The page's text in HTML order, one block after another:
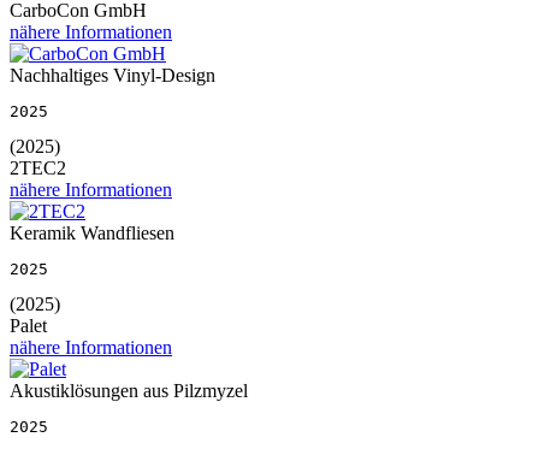
CarboCon GmbH
nähere Informationen
Nachhaltiges Vinyl-Design
2025
(2025)
2TEC2
nähere Informationen
Keramik Wandfliesen
2025
(2025)
Palet
nähere Informationen
Akustiklösungen aus Pilzmyzel
2025